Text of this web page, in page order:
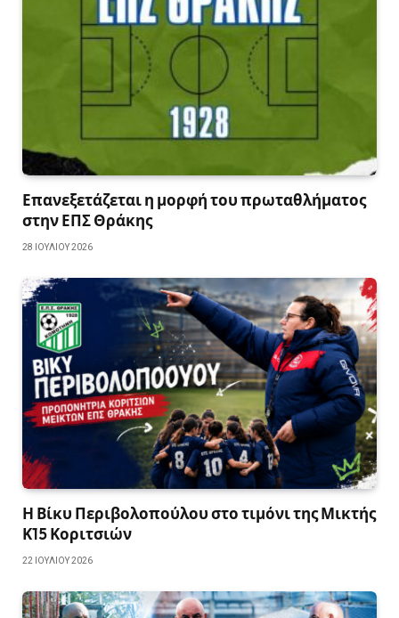
Επανεξετάζεται η μορφή του πρωταθλήματος
στην ΕΠΣ Θράκης
28 ΙΟΥΛΊΟΥ 2026
Η Βίκυ Περιβολοπούλου στο τιμόνι της Μικτής
Κ15 Κοριτσιών
22 ΙΟΥΛΊΟΥ 2026